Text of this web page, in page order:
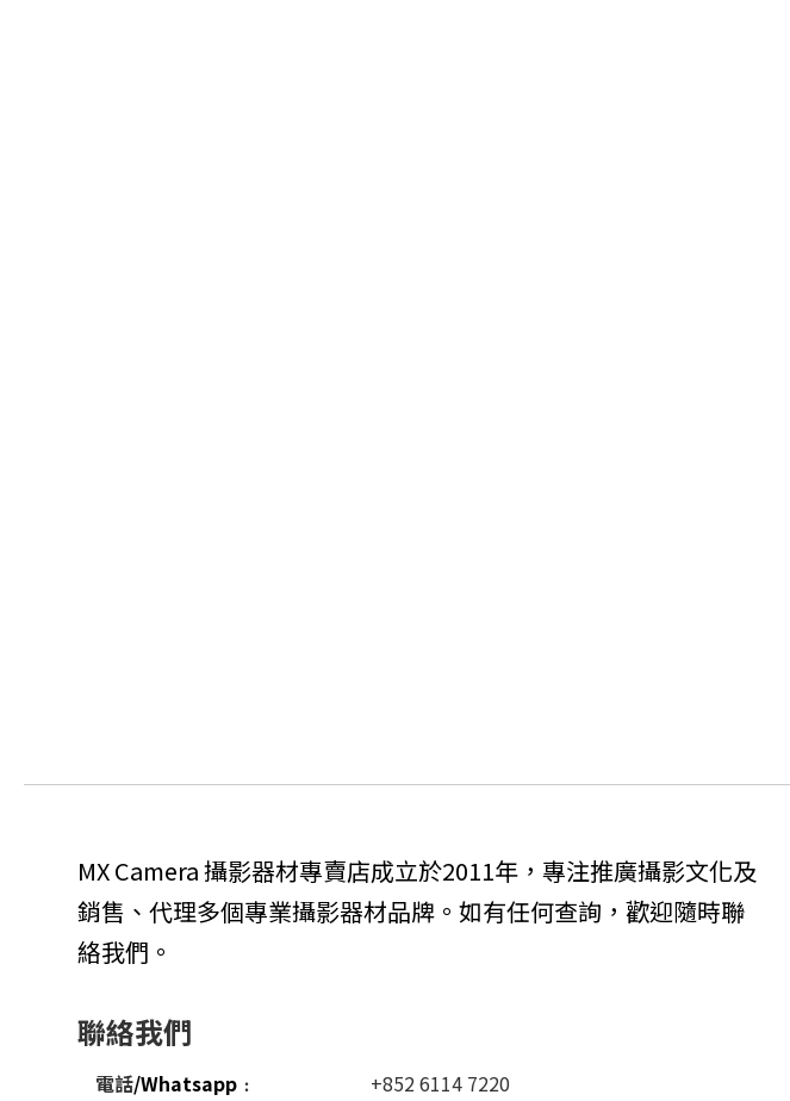
MX Camera 攝影器材專賣店成立於2011年，專注推廣攝影文化及
銷售、代理多個專業攝影器材品牌。如有任何查詢，歡迎隨時聯
絡我們。
聯絡我們
電話/Whatsapp ﹕
+852 6114 7220